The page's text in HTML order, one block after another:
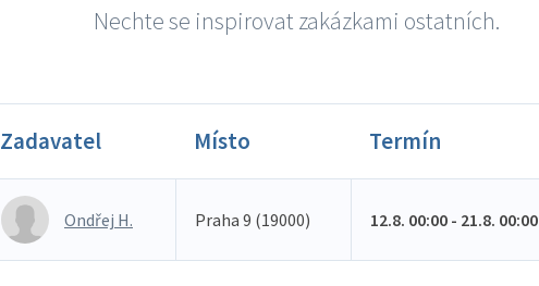
Nechte se inspirovat zakázkami ostatních.
Zadavatel Místo Termín
Ondřej H. Praha 9 (19000) 12.8. 00:00 - 21.8. 00:00